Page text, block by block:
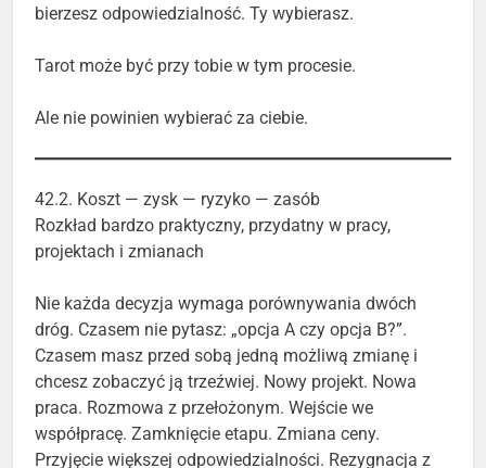
bierzesz odpowiedzialność. Ty wybierasz.
Tarot może być przy tobie w tym procesie.
Ale nie powinien wybierać za ciebie.
42.2. Koszt — zysk — ryzyko — zasób
Rozkład bardzo praktyczny, przydatny w pracy,
projektach i zmianach
Nie każda decyzja wymaga porównywania dwóch
dróg. Czasem nie pytasz: „opcja A czy opcja B?”.
Czasem masz przed sobą jedną możliwą zmianę i
chcesz zobaczyć ją trzeźwiej. Nowy projekt. Nowa
praca. Rozmowa z przełożonym. Wejście we
współpracę. Zamknięcie etapu. Zmiana ceny.
Przyjęcie większej odpowiedzialności. Rezygnacja z